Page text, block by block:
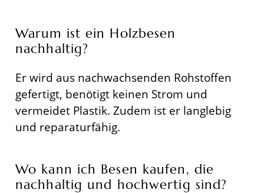
Warum ist ein Holzbesen
nachhaltig?
Er wird aus nachwachsenden Rohstoffen
gefertigt, benötigt keinen Strom und
vermeidet Plastik. Zudem ist er langlebig
und reparaturfähig.
Wo kann ich Besen kaufen, die
nachhaltig und hochwertig sind?